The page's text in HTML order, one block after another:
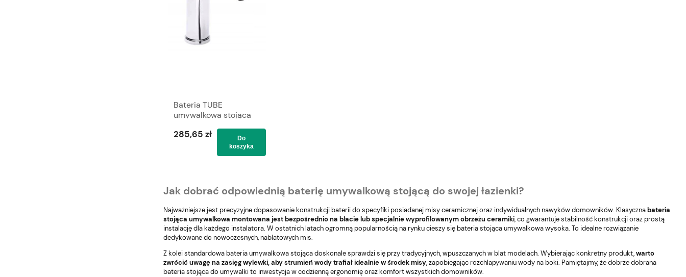
Bateria TUBE
umywalkowa stojąca
285,65 zł
Do
koszyka
Jak dobrać odpowiednią baterię umywalkową stojącą do swojej łazienki?
Najważniejsze jest precyzyjne dopasowanie konstrukcji baterii do specyfiki posiadanej misy ceramicznej oraz indywidualnych nawyków domowników. Klasycznabateria
stojąca umywalkowa montowana jest bezpośrednio na blacie lub specjalnie wyprofilowanym obrzeżu ceramiki, co gwarantuje stabilność konstrukcji oraz prostą
instalację dla każdego instalatora. W ostatnich latach ogromną popularnością na rynku cieszy się bateria stojąca umywalkowa wysoka. To idealne rozwiązanie
dedykowane do nowoczesnych, nablatowych mis.
Z kolei standardowa bateria umywalkowa stojąca doskonale sprawdzi się przy tradycyjnych, wpuszczanych w blat modelach. Wybierając konkretny produkt,warto
zwrócić uwagę na zasięg wylewki, aby strumień wody trafiał idealnie w środek misy, zapobiegając rozchlapywaniu wody na boki. Pamiętajmy, że dobrze dobrana
bateria stojąca do umywalki to inwestycja w codzienną ergonomię oraz komfort wszystkich domowników.